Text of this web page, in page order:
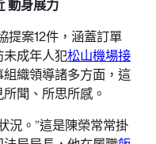
動身展力
提案12件，涵蓋訂單
成年人犯松山機場接
織領導諸多方面，這
聞、所思所感。
況。”這是陳榮常常掛